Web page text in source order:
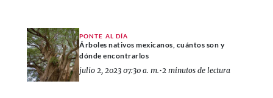
PONTE AL DÍA
Árboles nativos mexicanos, cuántos son y
dónde encontrarlos
julio 2, 2023 07:30 a. m.•2 minutos de lectura